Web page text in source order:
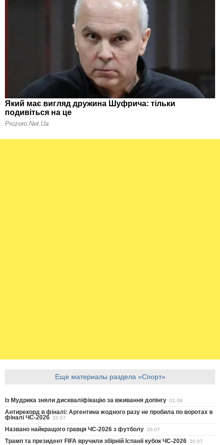
Еще материалы раздела «Спорт»
Із Мудрика зняли дискваліфікацію за вживання допінгу 01.08
Антирекорд в фіналі: Аргентина жодного разу не пробила по воротах в
фіналі ЧС-2026 20.07
Названо найкращого гравця ЧС-2026 з футболу 20.07
Трамп та президент FIFA вручили збірній Іспанії кубок ЧС-2026 20.07